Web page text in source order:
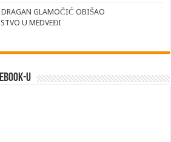
DRAGAN GLAMOČIĆ OBIŠAO
U MEDVEĐI
u